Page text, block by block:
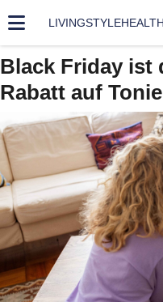
LIVINGSTYLEHEALTH
Black Friday ist
Rabatt auf